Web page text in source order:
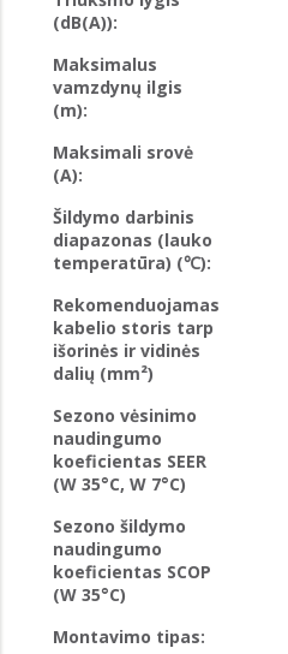
(dB(A)):
Maksimalus
vamzdynų ilgis
(m):
Maksimali srovė
(A):
Šildymo darbinis
diapazonas (lauko
temperatūra) (℃):
Rekomenduojamas
kabelio storis tarp
išorinės ir vidinės
dalių (mm²)
Sezono vėsinimo
naudingumo
koeficientas SEER
(W 35°C, W 7°C)
Sezono šildymo
naudingumo
koeficientas SCOP
(W 35°C)
Montavimo tipas: